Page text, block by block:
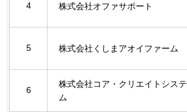
4 株式会社オファサポート
5 株式会社くしまアオイファーム
6
株式会社コア・クリエイトシステ
ム